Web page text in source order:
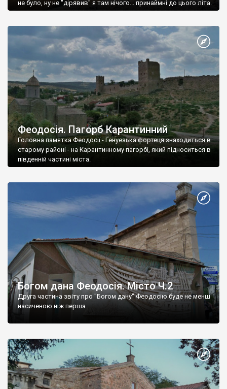
не було, ну не "дірявив" я там нічого... принаймні до цього літа.
Феодосія. Пагорб Карантинний
Головна памятка Феодосії - Генуезька фортеця знаходиться в
старому районі - на Карантинному пагорбі, який підноситься в
південній частині міста.
Богом дана Феодосія. Місто Ч.2
Друга частина звіту про "Богом дану" Феодосію буде не менш
насиченою ніж перша.